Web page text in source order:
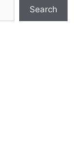
Search